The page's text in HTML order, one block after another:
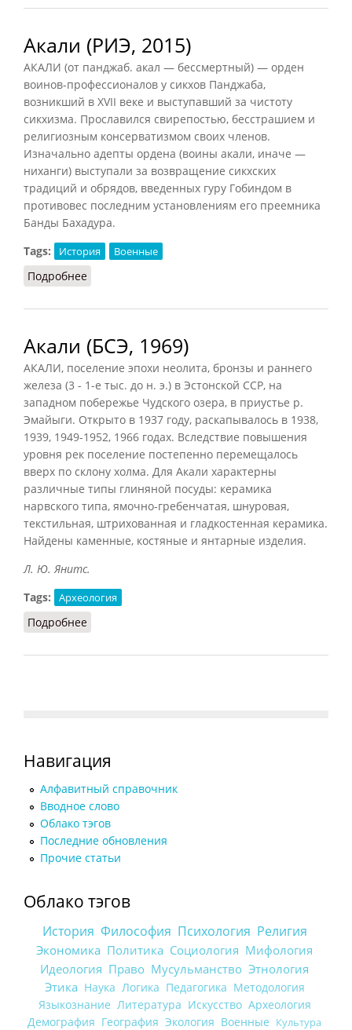
Акали (РИЭ, 2015)
АКАЛИ (от панджаб. акал — бессмертный) — орден
воинов-профессионалов у сикхов Панджаба,
возникший в XVII веке и выступавший за чистоту
сикхизма. Прославился свирепостью, бесстрашием и
религиозным консерватизмом своих членов.
Изначально адепты ордена (воины акали, иначе —
ниханги) выступали за возвращение сикхских
традиций и обрядов, введенных гуру Гобиндом в
противовес последним установлениям его преемника
Банды Бахадура.
Tags:
История Военные
Подробнее
Акали (БСЭ, 1969)
АКАЛИ, поселение эпохи неолита, бронзы и раннего
железа (3 - 1-е тыс. до н. э.) в Эстонской ССР, на
западном побережье Чудского озера, в приустье р.
Эмайыги. Открыто в 1937 году, раскапывалось в 1938,
1939, 1949-1952, 1966 годах. Вследствие повышения
уровня рек поселение постепенно перемещалось
вверх по склону холма. Для Акали характерны
различные типы глиняной посуды: керамика
нарвского типа, ямочно-гребенчатая, шнуровая,
текстильная, штрихованная и гладкостенная керамика.
Найдены каменные, костяные и янтарные изделия.
Л. Ю. Янитс.
Tags:
Археология
Подробнее
Навигация
Алфавитный справочник
Вводное слово
Облако тэгов
Последние обновления
Прочие статьи
Облако тэгов
История Философия Психология Религия
Экономика Политика Социология Мифология
Идеология Право Мусульманство Этнология
Этика Наука Логика Педагогика Методология
Языкознание Литература Искусство Археология
Демография География Экология Военные Культура